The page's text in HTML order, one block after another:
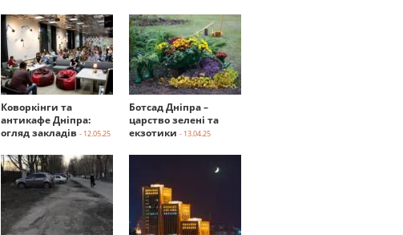
Коворкінги та
антикафе Дніпра:
огляд закладів - 12.05.25
Ботсад Дніпра –
царство зелені та
екзотики - 13.04.25